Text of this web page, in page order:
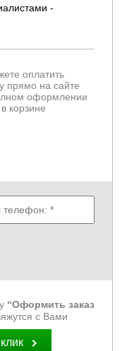
-
оплатить
прямо на сайте
оформлении
корзине
“Оформить заказ
с Вами